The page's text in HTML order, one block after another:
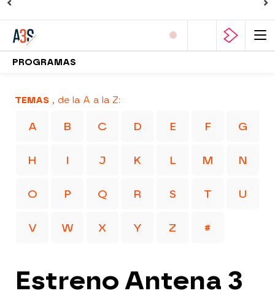
PROGRAMAS
TEMAS , de la A a la Z:
A B C D E F G
H I J K L M N
O P Q R S T U
V W X Y Z #
Estreno Antena 3